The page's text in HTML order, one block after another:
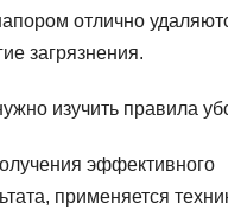
отлично
загрязнения.
изучить правила
эффективного
применяется